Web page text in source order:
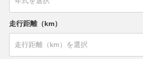
走行距離（km）